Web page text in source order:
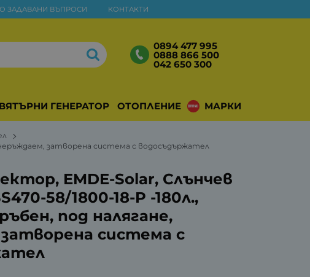
ЗАДАВАНИ ВЪПРОСИ КОНТАКТИ
0894 477 995
0888 866 500
042 650 300
ВЯТЪРНИ ГЕНЕРАТОРИ ОТОПЛЕНИЕ МАРКИ
неръждаем, затворена система с водосъдържател
EMDE-Solar, Слънчев
58/1800-18-P -180л.,
под налягане,
система с